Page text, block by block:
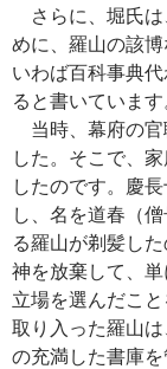
さらに、堀氏は
めに、羅山の該
いわば百科事典
ると書いています
当時、幕府の官
した。そこで、
したのです。慶
し、名を道春（
る羅山が剃髪し
神を放棄して、
立場を選んだこ
取り入った羅山
の充満した書庫